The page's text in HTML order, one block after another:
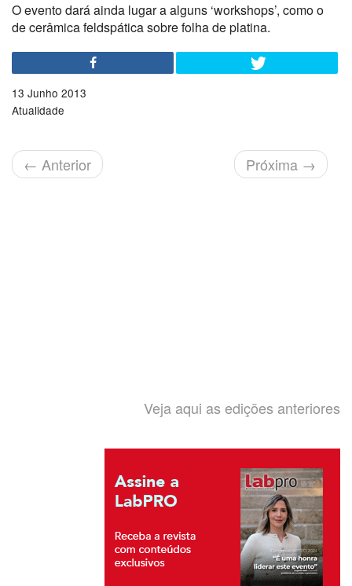
O evento dará ainda lugar a alguns ‘workshops’, como o
de cerâmica feldspática sobre folha de platina.
13 Junho 2013
Atualidade
← Anterior Próxima →
Veja aqui as edições anteriores